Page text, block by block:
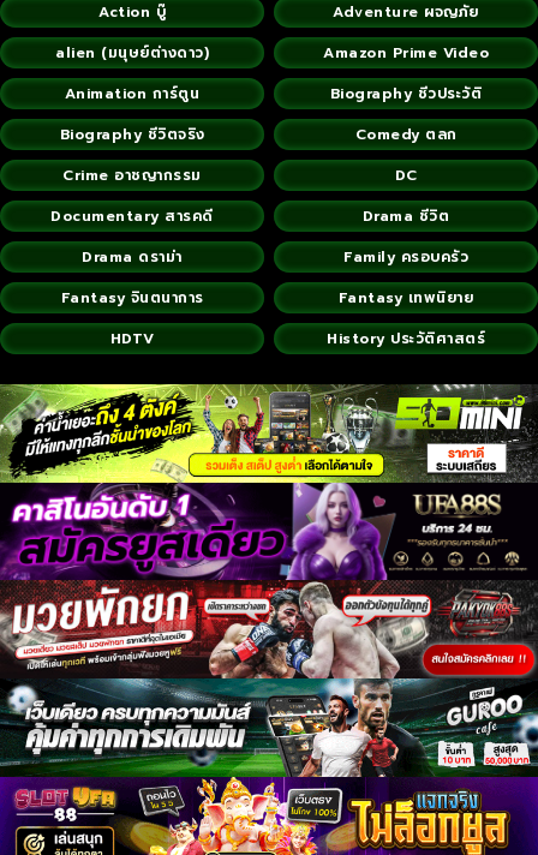
Action บู๊
Adventure ผจญภัย
alien (มนุษย์ต่างดาว)
Amazon Prime Video
Animation การ์ตูน
Biography ชีวประวัติ
Biography ชีวิตจริง
Comedy ตลก
Crime อาชญากรรม
DC
Documentary สารคดี
Drama ชีวิต
Drama ดราม่า
Family ครอบครัว
Fantasy จินตนาการ
Fantasy เทพนิยาย
HDTV
History ประวัติศาสตร์